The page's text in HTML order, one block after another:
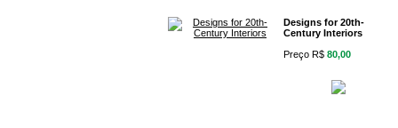
Designs for 20th-
Century Interiors
Preço R$ 80,00